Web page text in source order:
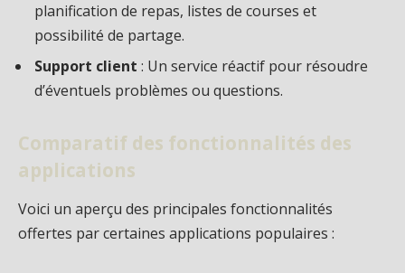
planification de repas, listes de courses et
possibilité de partage.
Support client : Un service réactif pour résoudre
d’éventuels problèmes ou questions.
Comparatif des fonctionnalités des
applications
Voici un aperçu des principales fonctionnalités
offertes par certaines applications populaires :